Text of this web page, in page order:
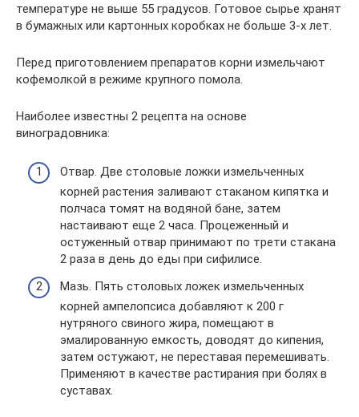
температуре не выше 55 градусов. Готовое сырье хранят
в бумажных или картонных коробках не больше 3-х лет.
Перед приготовлением препаратов корни измельчают
кофемолкой в режиме крупного помола.
Наиболее известны 2 рецепта на основе
виноградовника:
Отвар. Две столовые ложки измельченных
корней растения заливают стаканом кипятка и
полчаса томят на водяной бане, затем
настаивают еще 2 часа. Процеженный и
остуженный отвар принимают по трети стакана
2 раза в день до еды при сифилисе.
Мазь. Пять столовых ложек измельченных
корней ампелопсиса добавляют к 200 г
нутряного свиного жира, помещают в
эмалированную емкость, доводят до кипения,
затем остужают, не переставая перемешивать.
Применяют в качестве растирания при болях в
суставах.